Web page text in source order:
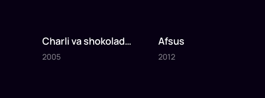
2005
1x75
Charli va shokolad
fabrikasi
2005
2012
1x80
Afsus
2012